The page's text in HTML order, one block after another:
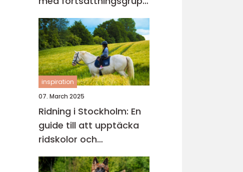
i Stockholm
inspiration
07. March 2025
Ridning i Stockholm: En
guide till att upptäcka
ridskolor och
ridupplevelser